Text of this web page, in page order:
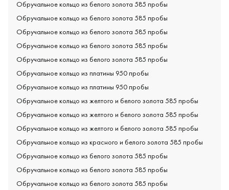
Обручальное кольцо из белого золота 585 пробы
Обручальное кольцо из белого золота 585 пробы
Обручальное кольцо из белого золота 585 пробы
Обручальное кольцо из белого золота 585 пробы
Обручальное кольцо из белого золота 585 пробы
Обручальное кольцо из платины 950 пробы
Обручальное кольцо из платины 950 пробы
Обручальное кольцо из желтого и белого золота 585 пробы
Обручальное кольцо из желтого и белого золота 585 пробы
Обручальное кольцо из желтого и белого золота 585 пробы
Обручальное кольцо из красного и белого золота 585 пробы
Обручальное кольцо из белого золота 585 пробы
Обручальное кольцо из белого золота 585 пробы
Обручальное кольцо из белого золота 585 пробы